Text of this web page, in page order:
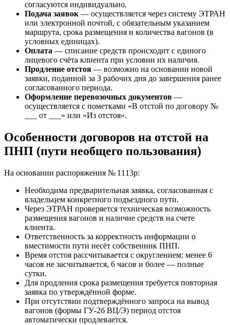
согласуются индивидуально.
Подача заявок — осуществляется через систему ЭТРАН
или электронной почтой, с обязательным указанием
маршрута, срока размещения и количества вагонов (в
условных единицах).
Оплата — списание средств происходит с единого
лицевого счёта клиента при условии их наличия.
Продление отстоя — возможно на основании новой
заявки, поданной за 3 рабочих дня до завершения ранее
согласованного периода.
Оформление перевозочных документов —
осуществляется с пометками «В отстой по договору №
___ от ___» или «Из отстоя».
Особенности договоров на отстой на
ПНП (пути необщего пользования)
На основании распоряжения № 1113р:
Необходима предварительная заявка, согласованная с
владельцем конкретного подъездного пути.
Через ЭТРАН проверяется техническая возможность
размещения вагонов и наличие средств на счете
клиента.
Ответственность за корректность информации о
вместимости пути несёт собственник ПНП.
Время отстоя рассчитывается с округлением: менее 6
часов не засчитывается, 6 часов и более — полные
сутки.
Для продления срока размещения требуется повторная
заявка по утверждённой форме.
При отсутствии подтверждённого запроса на вывод
вагонов (формы ГУ-2б ВЦ/Э) период отстоя
автоматически продлевается.